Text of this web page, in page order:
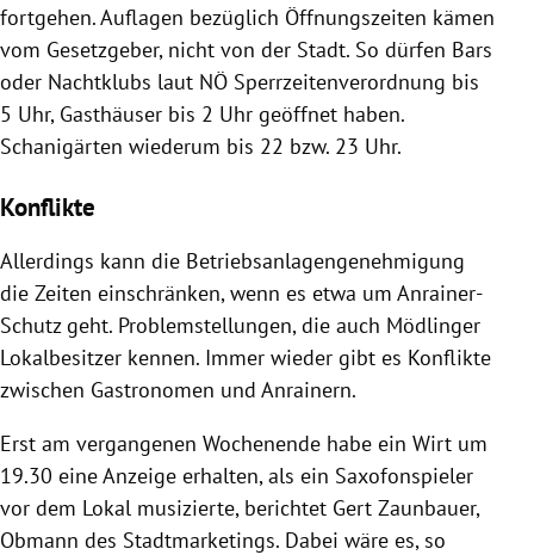
fortgehen. Auflagen bezüglich Öffnungszeiten kämen
vom Gesetzgeber, nicht von der Stadt. So dürfen Bars
oder Nachtklubs laut NÖ Sperrzeitenverordnung bis
5 Uhr, Gasthäuser bis 2 Uhr geöffnet haben.
Schanigärten wiederum bis 22 bzw. 23 Uhr.
Konflikte
Allerdings kann die Betriebsanlagengenehmigung
die Zeiten einschränken, wenn es etwa um Anrainer-
Schutz geht. Problemstellungen, die auch Mödlinger
Lokalbesitzer kennen. Immer wieder gibt es Konflikte
zwischen Gastronomen und Anrainern.
Erst am vergangenen Wochenende habe ein Wirt um
19.30 eine Anzeige erhalten, als ein Saxofonspieler
vor dem Lokal musizierte, berichtet Gert Zaunbauer,
Obmann des Stadtmarketings. Dabei wäre es, so